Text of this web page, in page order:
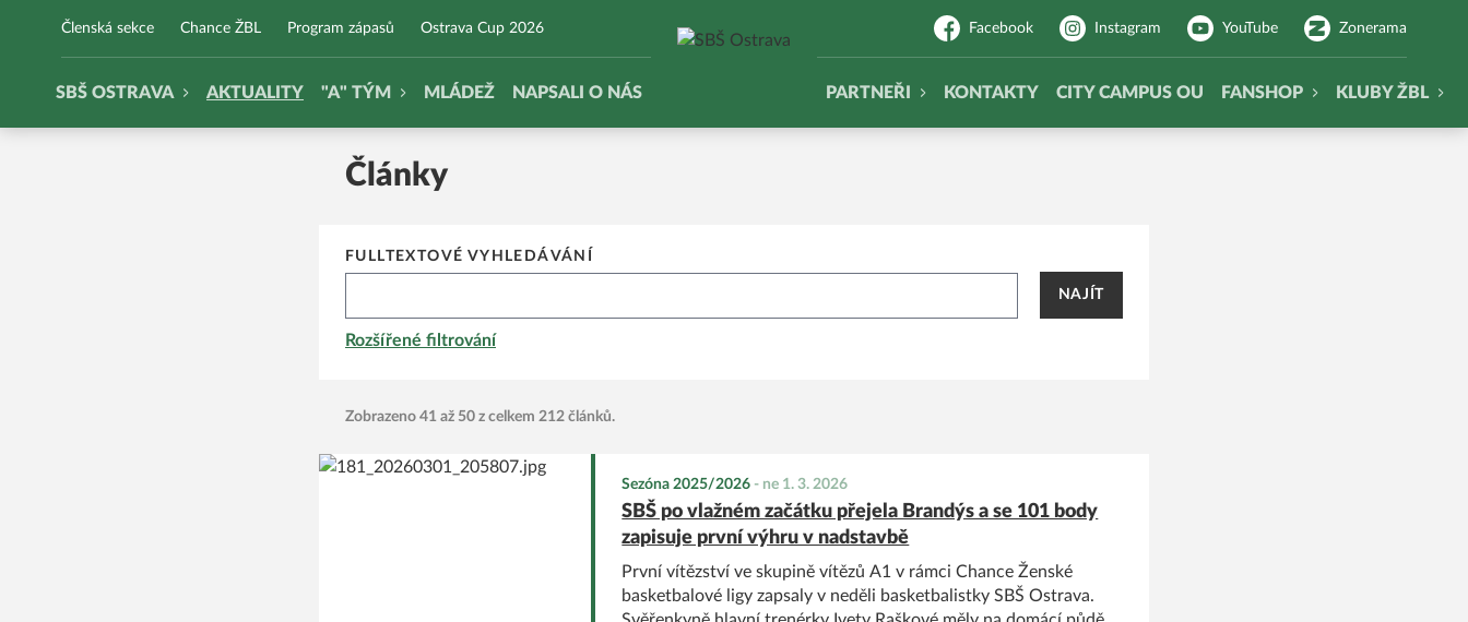
Členská sekce Chance ŽBL Program zápasů Ostrava Cup 2026 Facebook Instagram YouTube Zonerama
SBŠ OSTRAVA AKTUALITY "A" TÝM MLÁDEŽ NAPSALI O NÁS PARTNEŘI KONTAKTY CITY CAMPUS OU FANSHOP KLUBY ŽBL
Články
FULLTEXTOVÉ VYHLEDÁVÁNÍ
NAJÍT
Rozšířené filtrování
Zobrazeno 41 až 50 z celkem 212 článků.
Sezóna 2025/2026 - ne 1. 3. 2026
SBŠ po vlažném začátku přejela Brandýs a se 101 body
zapisuje první výhru v nadstavbě
První vítězství ve skupině vítězů A1 v rámci Chance Ženské
basketbalové ligy zapsaly v neděli basketbalistky SBŠ Ostrava.